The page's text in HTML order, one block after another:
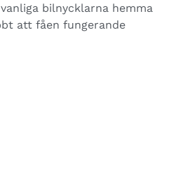
bilnycklarna hemma
att fåen fungerande